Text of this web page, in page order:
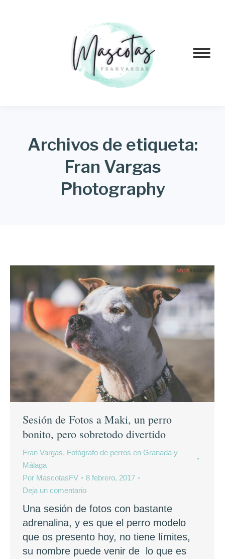
Archivos de etiqueta:
Fran Vargas
Photography
Sesión de Fotos a Maki, un perro
bonito, pero sobretodo divertido
Fran Vargas, Fotógrafo de perros en Granada y
Málaga
Por MascotasFV
8 febrero, 2017
Deja un comentario
Una sesión de fotos con bastante
adrenalina, y es que el perro modelo
que os presento hoy, no tiene límites,
su nombre puede venir de lo que es